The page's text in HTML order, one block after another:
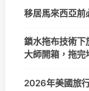
移居馬來西亞
鎖水拖布技術
大師開箱，拖完
2026年美國旅